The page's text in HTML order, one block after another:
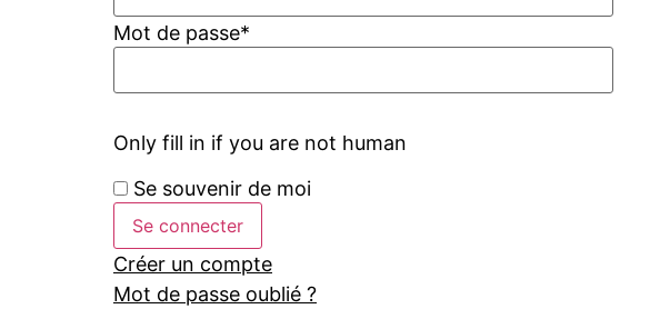
Mot de passe*
Only fill in if you are not human
Se souvenir de moi
Créer un compte
Mot de passe oublié ?